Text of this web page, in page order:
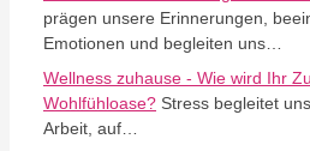
prägen unsere Erinnerungen,
Emotionen und begleiten uns…
Wellness zuhause - Wie wird Ihr
Wohlfühloase? Stress begleitet
Arbeit, auf…